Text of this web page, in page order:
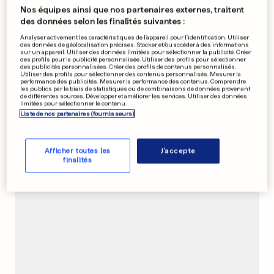
0
EN RUSSIE
Une énorme boule de feu
dans le ciel de Volgograd
0 0
PUBLICITÉ
Nos équipes ainsi que nos partenaires externes, traitent
des données selon les finalités suivantes :
Analyser activement les caractéristiques de l’appareil pour l’identification. Utiliser
des données de géolocalisation précises. Stocker et/ou accéder à des informations
sur un appareil. Utiliser des données limitées pour sélectionner la publicité. Créer
des profils pour la publicité personnalisée. Utiliser des profils pour sélectionner
des publicités personnalisées. Créer des profils de contenus personnalisés.
Utiliser des profils pour sélectionner des contenus personnalisés. Mesurer la
performance des publicités. Mesurer la performance des contenus. Comprendre
les publics par le biais de statistiques ou de combinaisons de données provenant
de différentes sources. Développer et améliorer les services. Utiliser des données
limitées pour sélectionner le contenu.
Liste de nos partenaires (fournisseurs)
Afficher toutes les
finalités
J'accepte